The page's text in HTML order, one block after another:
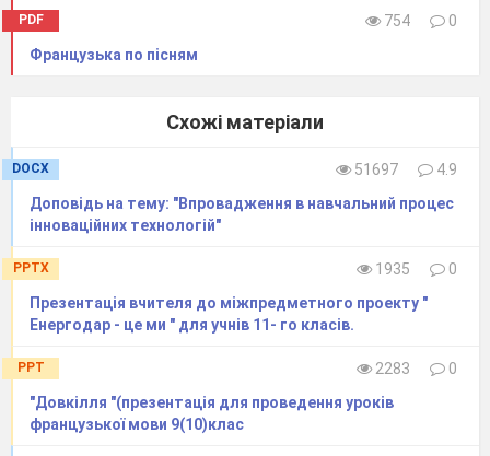
PDF 754
0
Французька по пісням
Схожі матеріали
DOCX 51697
4.9
Доповідь на тему: "Впровадження в навчальний процес
інноваційних технологій"
PPTX 1935
0
Презентація вчителя до міжпредметного проекту "
Енергодар - це ми " для учнів 11- го класів.
PPT 2283
0
"Довкілля "(презентація для проведення уроків
французької мови 9(10)клас